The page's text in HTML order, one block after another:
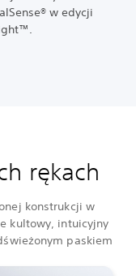
w edycji
rękach
konstrukcji w
kultowy, intuicyjny
paskiem